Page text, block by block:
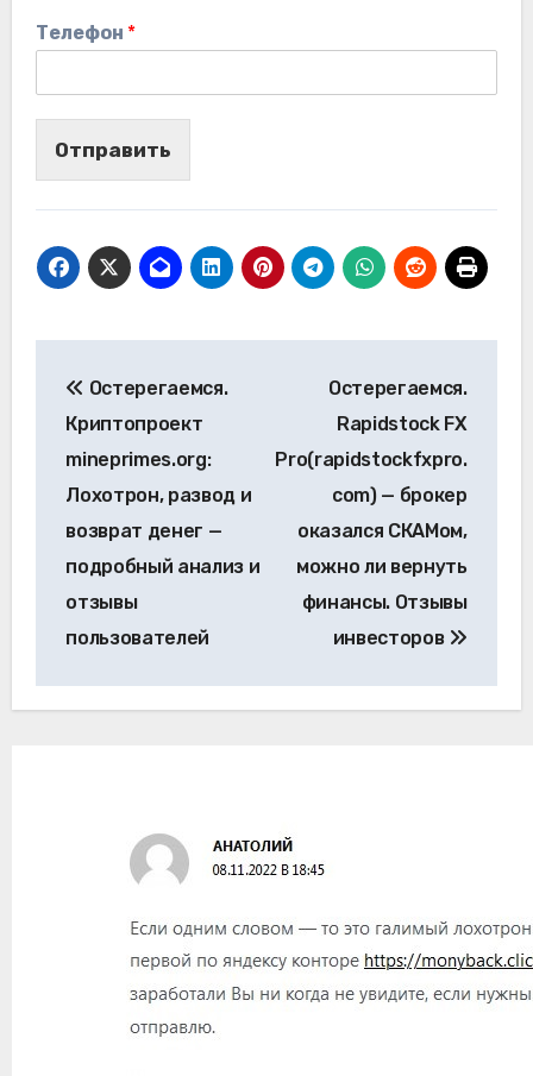
Телефон *
Отправить
по
записям
Остерегаемся.
Криптопроект
mineprimes.org:
Лохотрон, развод и
возврат денег —
подробный анализ и
отзывы
пользователей
Остерегаемся.
Rapidstock FX
Pro(rapidstockfxpro.
com) — брокер
оказался СКАМом,
можно ли вернуть
финансы. Отзывы
инвесторов